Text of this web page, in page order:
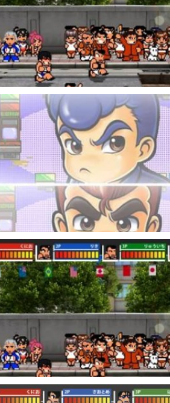
กีฬา กลับมาอีกครั้งบน PC แล้วผ่านสตรี
days ago
นิโอะ ภาคใหม่กำลังจะมาบน สต
ไม่ใช่รีเมค รีมาสเตอร์แต่เป็นภาคใหม่เลย
days ago
โอะ รวมกีฬา กลับมาอีกครั้งบ
PC แล้วจ้า
days ago